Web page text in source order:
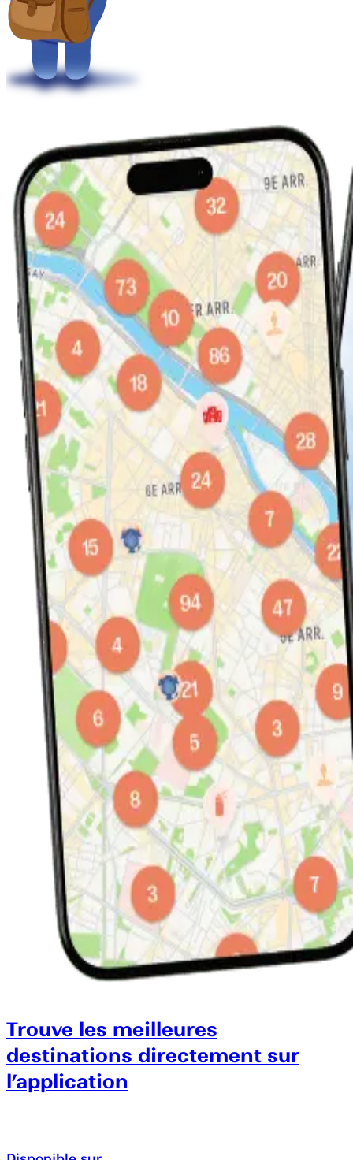
Trouve les meilleures
destinations directement sur
l’application